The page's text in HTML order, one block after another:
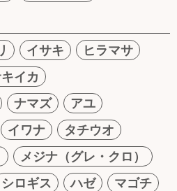
イサキ
ヒラマサ
イカ
ナマズ
アユ
イワナ
タチウオ
メジナ（グレ・クロ）
シロギス ハゼ
マゴチ